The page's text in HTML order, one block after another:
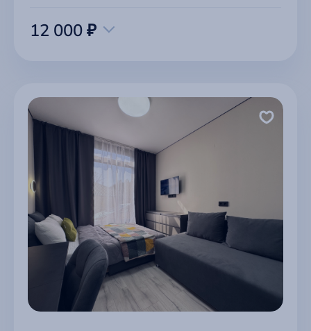
12 000 ₽